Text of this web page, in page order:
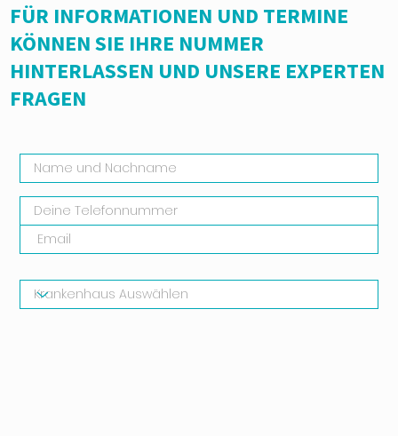
FÜR INFORMATIONEN UND TERMINE
KÖNNEN SIE IHRE NUMMER
HINTERLASSEN UND UNSERE EXPERTEN
FRAGEN